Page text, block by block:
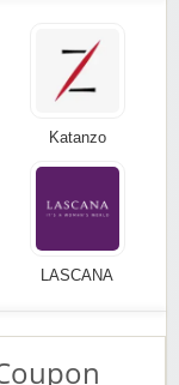
Katanzo
LASCANA